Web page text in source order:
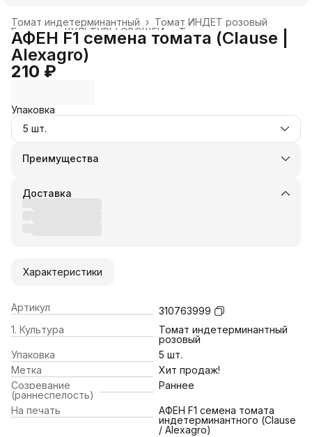
Томат ИНДЕТ розовый
Томат индетерминантный ›
Томат
›
КУЛЬТУРЫ ОВОЩЕЙ
Главная ›
АФЕН F1 семена томата (Clause |
Alexagro)
210 ₽
Упаковка
5 шт.
Преимущества
Оплата частями в Сплит
Удобный возврат
Доставка
Характеристики
Артикул
310763999
1. Культура
Томат индетерминантный
розовый
Упаковка
5 шт.
Метка
Хит продаж!
Созревание
(раннеспелость)
Раннее
На печать
АФЕН F1 семена томата
индетерминантного (Clause
/ Alexagro)